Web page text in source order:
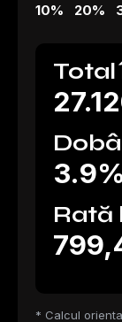
10% 20%
3.9%
Rată
* Calcul